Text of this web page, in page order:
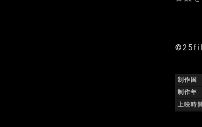
制作国
制作年
上映時